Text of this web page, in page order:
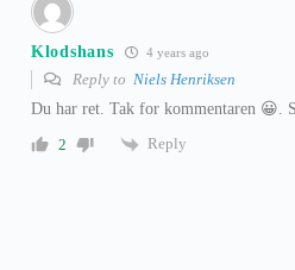
Klodshans 4 years ago
Reply to Niels Henriksen
Du har ret. Tak for kommentaren 😀.
2
Reply